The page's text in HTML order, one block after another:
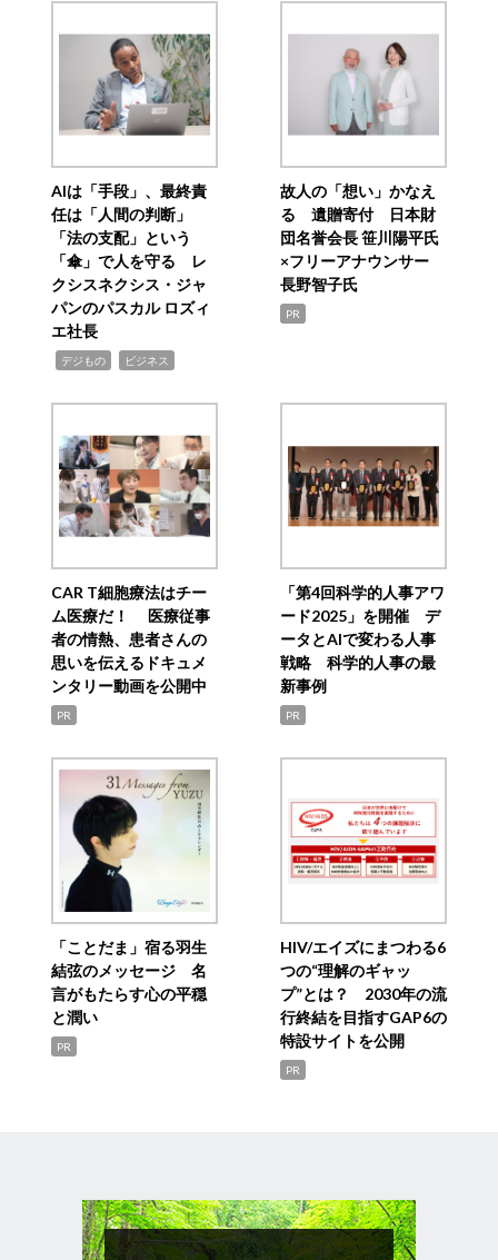
AIは「手段」、最終責
任は「人間の判断」
「法の支配」という
「傘」で人を守る レ
クシスネクシス・ジャ
パンのパスカル ロズィ
エ社長
デジもの ビジネス
故人の「想い」かなえ
る 遺贈寄付 日本財
団名誉会長 笹川陽平氏
×フリーアナウンサー
長野智子氏
PR
CAR T細胞療法はチー
ム医療だ！ 医療従事
者の情熱、患者さんの
思いを伝えるドキュメ
ンタリー動画を公開中
PR
「第4回科学的人事アワ
ード2025」を開催 デ
ータとAIで変わる人事
戦略 科学的人事の最
新事例
PR
「ことだま」宿る羽生
結弦のメッセージ 名
言がもたらす心の平穏
と潤い
PR
HIV/エイズにまつわる6
つの“理解のギャッ
プ”とは？ 2030年の流
行終結を目指すGAP6の
特設サイトを公開
PR